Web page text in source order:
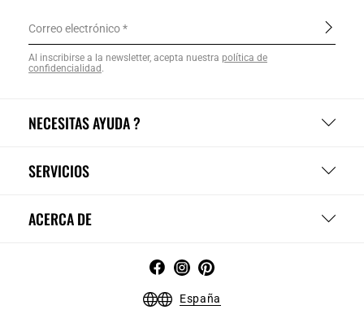
NECESITAS AYUDA ?
SERVICIOS
ACERCA DE
Correo electrónico
Al inscribirse a la newsletter, acepta nuestra política de
confidencialidad.
España